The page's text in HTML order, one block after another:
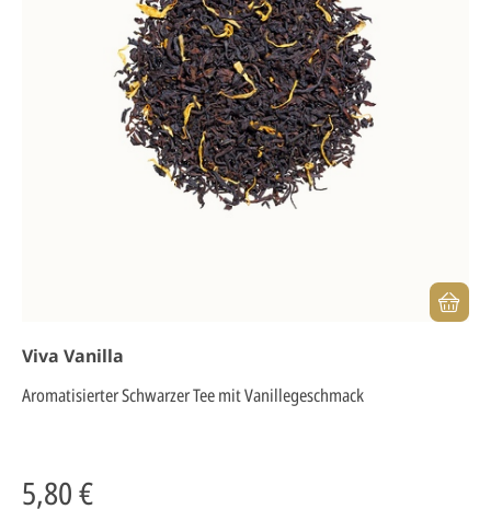
Viva Vanilla
Aromatisierter Schwarzer Tee mit Vanillegeschmack
5,80 €